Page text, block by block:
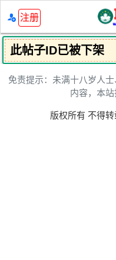
注册
此帖子ID已被下架
免责提示：未满十八岁人
内容，本站
版权所有 不得